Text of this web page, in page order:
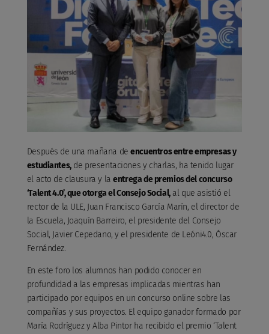
Después de una mañana deencuentros entre empresas y
estudiantes,de presentaciones y charlas, ha tenido lugar
el acto de clausura y laentrega de premios del concurso
‘Talent 4.0’, que otorga el Consejo Social,al que asistió el
rector de la ULE, Juan Francisco García Marín, el director de
la Escuela, Joaquín Barreiro, el presidente del Consejo
Social, Javier Cepedano, y el presidente de Leóni4.0, Óscar
Fernández.
En este foro los alumnos han podido conocer en
profundidad a las empresas implicadas mientras han
participado por equipos en un concurso online sobre las
compañías y sus proyectos. El equipo ganador formado por
María Rodríguez y Alba Pintor ha recibido el premio ‘Talent